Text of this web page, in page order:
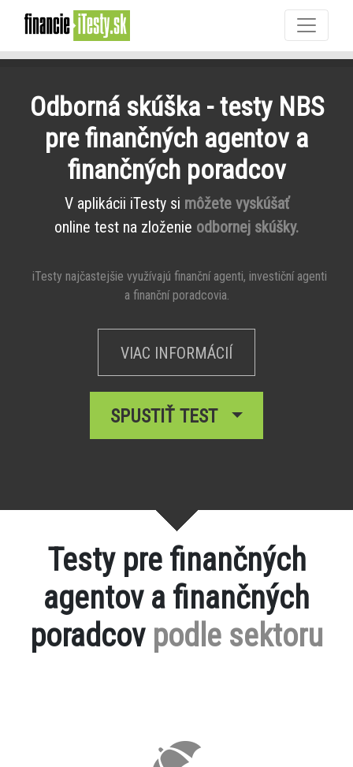
Odborná skúška - testy NBS
pre finančných agentov a
finančných poradcov
V aplikácii iTesty si môžete vyskúšať
online test na zloženie odbornej skúšky.
iTesty najčastejšie využívajú finanční agenti, investiční agenti
a finanční poradcovia.
VIAC INFORMÁCIÍ
SPUSTIŤ TEST
Testy pre finančných
agentov a finančných
poradcov podle sektoru